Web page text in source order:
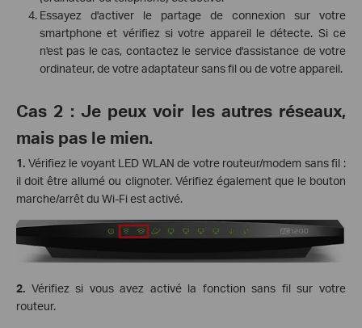
Essayez d'activer le partage de connexion sur votre
smartphone et vérifiez si votre appareil le détecte. Si ce
n'est pas le cas, contactez le service d'assistance de votre
ordinateur, de votre adaptateur sans fil ou de votre appareil.
Cas 2 : Je peux voir les autres réseaux,
mais pas le mien.
1. Vérifiez le voyant LED WLAN de votre routeur/modem sans fil :
il doit être allumé ou clignoter. Vérifiez également que le bouton
marche/arrêt du Wi-Fi est activé.
2. Vérifiez si vous avez activé la fonction sans fil sur votre
routeur.